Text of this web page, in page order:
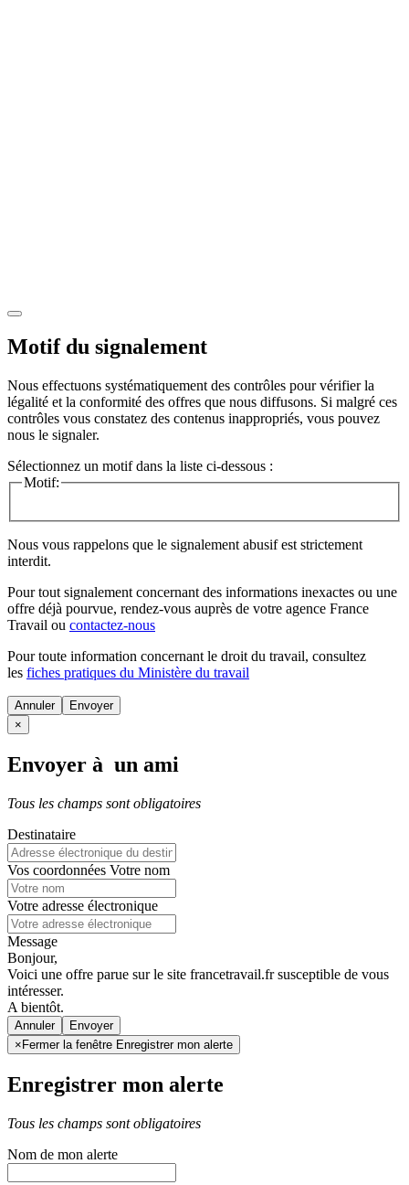
Motif du signalement
Nous effectuons systématiquement des contrôles pour vérifier la
légalité et la conformité des offres que nous diffusons. Si malgré ces
contrôles vous constatez des contenus inappropriés, vous pouvez
nous le signaler.
Sélectionnez un motif dans la liste ci-dessous :
Motif:
Nous vous rappelons que le signalement abusif est strictement
interdit.
Pour tout signalement concernant des informations inexactes ou une
offre déjà pourvue, rendez-vous auprès de votre agence France
Travail ou contactez-nous
Pour toute information concernant le droit du travail, consultez
les fiches pratiques du Ministère du travail
Annuler
×
Envoyer à un ami
Tous les champs sont obligatoires
Destinataire
Vos coordonnées Votre nom
Votre adresse électronique
Message
Bonjour,
Voici une offre parue sur le site francetravail.fr susceptible de vous
intéresser.
A bientôt.
Annuler
× Fermer la fenêtre Enregistrer mon alerte
Enregistrer mon alerte
Tous les champs sont obligatoires
Nom de mon alerte